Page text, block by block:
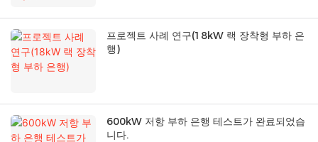
프로젝트 사례 연구(18kW 랙 장착형 부하 은
행)
600kW 저항 부하 은행 테스트가 완료되었습
니다.